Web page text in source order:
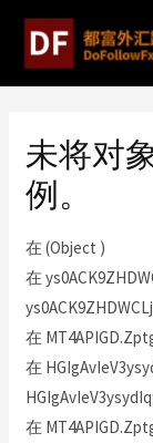
未将对
例。
在 (Object )
在
在
在
在